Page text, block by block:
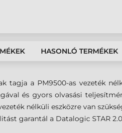
HASONLÓ TERMÉKEK
tagja a PM9500-as vezeték
és gyors olvasási
nélküli eszközre van
garantál a Datalogic STAR